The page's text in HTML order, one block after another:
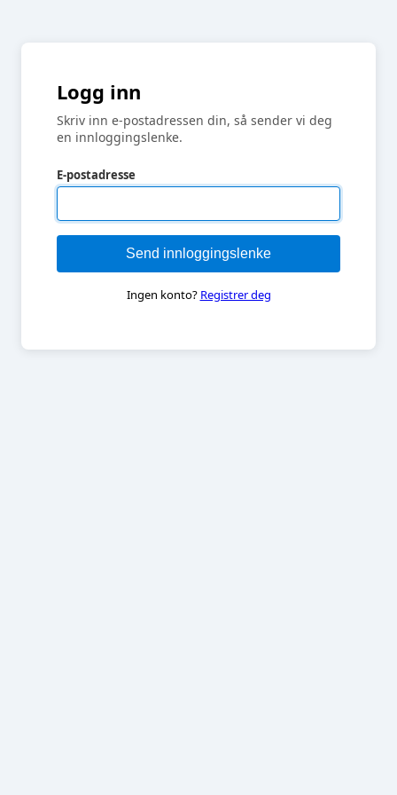
Logg inn
Skriv inn e-postadressen din, så sender vi deg
en innloggingslenke.
E-postadresse
Send innloggingslenke
Ingen konto? Registrer deg